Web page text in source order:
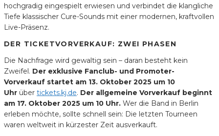
hochgradig eingespielt erwiesen und verbindet die klangliche
Tiefe klassischer Cure-Sounds mit einer modernen, kraftvollen
Live-Präsenz.
DER TICKETVORVERKAUF: ZWEI PHASEN
Die Nachfrage wird gewaltig sein – daran besteht kein
Zweifel. Der exklusive Fanclub- und Promoter-
Vorverkauf startet am 13. Oktober 2025 um 10
Uhr über tickets.kj.de. Der allgemeine Vorverkauf beginnt
am 17. Oktober 2025 um 10 Uhr. Wer die Band in Berlin
erleben möchte, sollte schnell sein: Die letzten Tourneen
waren weltweit in kürzester Zeit ausverkauft.